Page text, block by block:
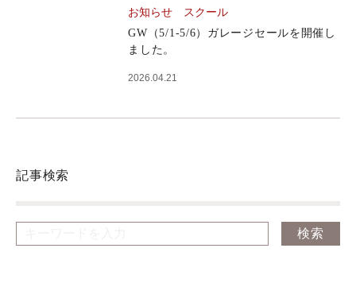
お知らせ スクール
GW（5/1-5/6）ガレージセールを開催し
ました。
2026.04.21
記事検索